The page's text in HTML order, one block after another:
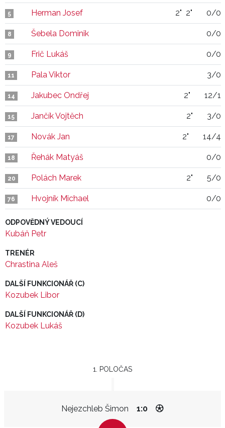
5 Herman Josef 2" 2" 0/0
8 Šebela Dominik 0/0
9 Frič Lukáš 0/0
11 Pala Viktor 3/0
14 Jakubec Ondřej 2" 12/1
15 Jančík Vojtěch 2" 3/0
17 Novák Jan 2" 14/4
18 Řehák Matyáš 0/0
20 Polách Marek 2" 5/0
76 Hvojník Michael 0/0
ODPOVĚDNÝ VEDOUCÍ
Kubáň Petr
TRENÉR
Chrastina Aleš
DALŠÍ FUNKCIONÁŘ (C)
Kozubek Libor
DALŠÍ FUNKCIONÁŘ (D)
Kozubek Lukáš
1. POLOČAS
Nejezchleb Šimon 1:0